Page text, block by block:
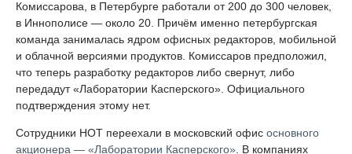
Комиссарова, в Петербурге работали от 200 до 300 человек,
в Иннополисе — около 20. Причём именно петербургская
команда занималась ядром офисных редакторов, мобильной
и облачной версиями продуктов. Комиссаров предположил,
что теперь разработку редакторов либо свернут, либо
передадут «Лаборатории Касперского». Официального
подтверждения этому нет.
Сотрудники НОТ переехали в московский офис основного
акционера — «Лаборатории Касперского» . В компаниях